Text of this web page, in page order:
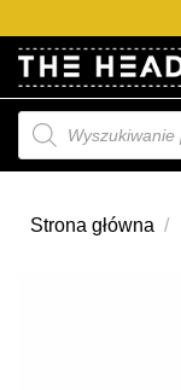
do
treści
Wyszukiwarka
produktów
Strona główna /